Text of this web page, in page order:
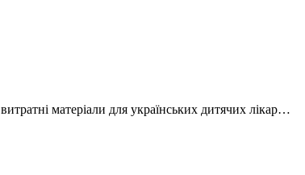
матеріали для українських дитячих лікар…